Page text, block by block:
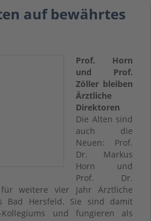
auf bewährtes
Prof. Horn
und Prof.
Zöller bleiben
Ärztliche
Direktoren
Die Alten sind
auch die
Neuen: Prof.
Dr. Markus
Horn und
Prof. Dr.
weitere vier Jahr Ärztliche
Bad Hersfeld. Sie sind damit
Kollegiums und fungieren als